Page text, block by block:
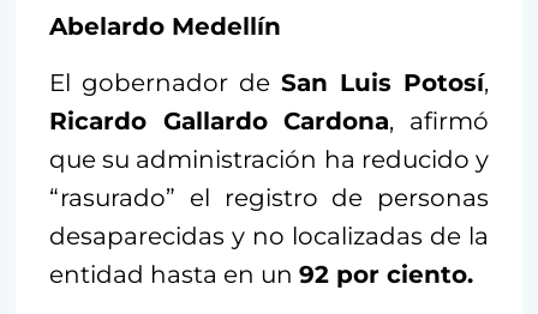
Abelardo Medellín
El gobernador de San Luis Potosí,
Ricardo Gallardo Cardona, afirmó
que su administración ha reducido y
“rasurado” el registro de personas
desaparecidas y no localizadas de la
entidad hasta en un 92 por ciento.